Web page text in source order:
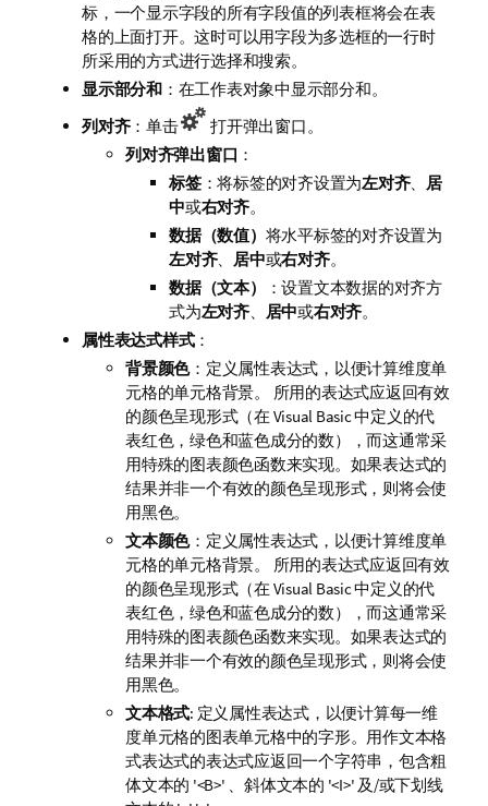
标，一个显示字段的所有字段值的列表框将会在表
格的上面打开。这时可以用字段为多选框的一行时
所采用的方式进行选择和搜索。
显示部分和：在工作表对象中显示部分和。
列对齐：单击
打开弹出窗口。
列对齐弹出窗口 ：
标签：将标签的对齐设置为左对齐、 居
中或右对齐。
数据（数值） 将水平标签的对齐设置为
左对齐、 居中或右对齐。
数据（文本）
：设置文本数据的对齐方
式为左对齐、 居中或右对齐。
属性表达式样式：
背景颜色：定义属性表达式，以便计算维度单
元格的单元格背景。 所用的表达式应返回有效
的颜色呈现形式（在 Visual Basic 中定义的代
表红色，绿色和蓝色成分的数），而这通常采
用特殊的图表颜色函数来实现。如果表达式的
结果并非一个有效的颜色呈现形式，则将会使
用黑色。
文本颜色：定义属性表达式，以便计算维度单
元格的单元格背景。 所用的表达式应返回有效
的颜色呈现形式（在 Visual Basic 中定义的代
表红色，绿色和蓝色成分的数），而这通常采
用特殊的图表颜色函数来实现。如果表达式的
结果并非一个有效的颜色呈现形式，则将会使
用黑色。
文本格式: 定义属性表达式，以便计算每一维
度单元格的图表单元格中的字形。用作文本格
式表达式的表达式应返回一个字符串，包含粗
体文本的 '<B>' 、斜体文本的 '<I>' 及/或下划线